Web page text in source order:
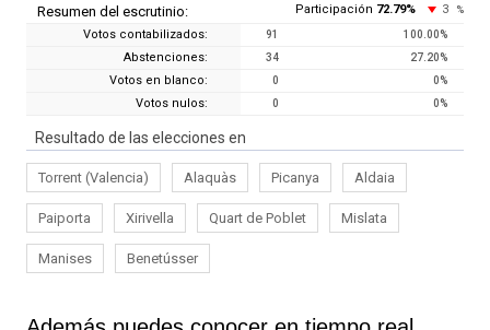
Resumen del escrutinio: Participación 72.79% 3 %
Votos contabilizados: 91 100.00%
Abstenciones: 34 27.20%
Votos en blanco: 0 0%
Votos nulos: 0 0%
Resultado de las elecciones en
Torrent (Valencia) Alaquàs Picanya Aldaia
Paiporta Xirivella Quart de Poblet Mislata
Manises Benetússer